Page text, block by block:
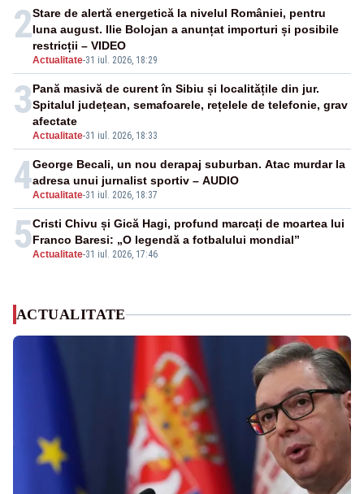
2
Actualitate-31 iul. 2026, 18:29
Stare de alertă energetică la nivelul României, pentru
luna august. Ilie Bolojan a anunțat importuri și posibile
restricții – VIDEO
3
Actualitate-31 iul. 2026, 18:33
Pană masivă de curent în Sibiu și localitățile din jur.
Spitalul județean, semafoarele, rețelele de telefonie, grav
afectate
4Actualitate-31 iul. 2026, 18:37
George Becali, un nou derapaj suburban. Atac murdar la
adresa unui jurnalist sportiv – AUDIO
5Actualitate-31 iul. 2026, 17:46
Cristi Chivu și Gică Hagi, profund marcați de moartea lui
Franco Baresi: „O legendă a fotbalului mondial”
ACTUALITATE